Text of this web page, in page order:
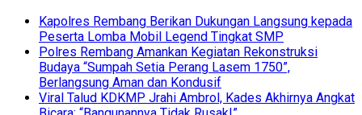
Kapolres Rembang Berikan Dukungan Langsung kepada
Peserta Lomba Mobil Legend Tingkat SMP
Polres Rembang Amankan Kegiatan Rekonstruksi
Budaya “Sumpah Setia Perang Lasem 1750”,
Berlangsung Aman dan Kondusif
Viral Talud KDKMP Jrahi Ambrol, Kades Akhirnya Angkat